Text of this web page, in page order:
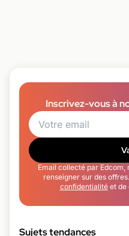
Inscrivez-vous à
Email collecté par
renseigner sur des
confidentialitéet de
Sujets tendances